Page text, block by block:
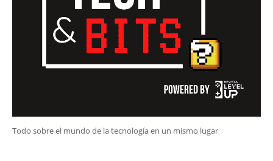
Todo sobre el mundo de la tecnología en un mismo lugar